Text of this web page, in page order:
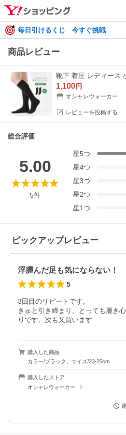
毎日引けるくじ 今すぐ挑戦
商品レビュー
1,100円
オシャレウォーカー
レビューを投稿する
総合評価
5.00
5件
星5つ
星4つ
星3つ
星2つ
星1つ
ピックアップレビュー
浮腫んだ足も気にならない！
5
3回目のリピートです。
きゅと引き締まり、とっても履き
りです。次も又買います
購入した商品
カラー/ブラック、サイズ/23-25cm
購入したストア
オシャレウォーカー